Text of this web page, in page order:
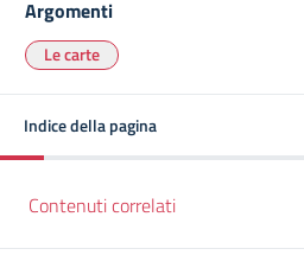
Argomenti
Le carte
Indice della pagina
Contenuti correlati